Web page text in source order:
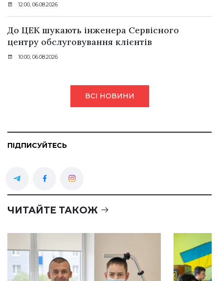
12:00, 06.08.2026
До ЦЕК шукають інженера Сервісного
центру обслуговування клієнтів
10:00, 06.08.2026
ВСІ НОВИНИ
ПІДПИСУЙТЕСЬ
ЧИТАЙТЕ ТАКОЖ